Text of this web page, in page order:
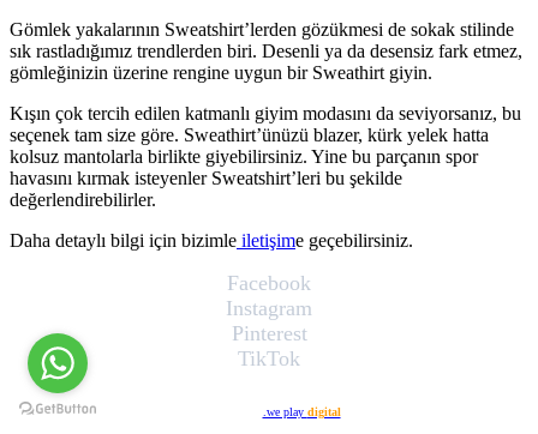
Gömlek yakalarının Sweatshirt’lerden gözükmesi de sokak stilinde
sık rastladığımız trendlerden biri. Desenli ya da desensiz fark etmez,
gömleğinizin üzerine rengine uygun bir Sweathirt giyin.
Kışın çok tercih edilen katmanlı giyim modasını da seviyorsanız, bu
seçenek tam size göre. Sweathirt’ünüzü blazer, kürk yelek hatta
kolsuz mantolarla birlikte giyebilirsiniz. Yine bu parçanın spor
havasını kırmak isteyenler Sweatshirt’leri bu şekilde
değerlendirebilirler.
Daha detaylı bilgi için bizimle iletişime geçebilirsiniz.
Facebook
Instagram
Pinterest
TikTok
.we play digital